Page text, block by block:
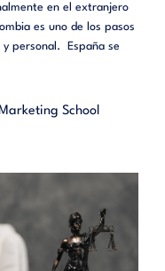
en el extranjero
es uno de los pasos
personal. España se
Marketing School